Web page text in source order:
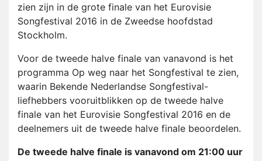
zien zijn in de grote finale van het Eurovisie
Songfestival 2016 in de Zweedse hoofdstad
Stockholm.
Voor de tweede halve finale van vanavond is het
programma Op weg naar het Songfestival te zien,
waarin Bekende Nederlandse Songfestival-
liefhebbers vooruitblikken op de tweede halve
finale van het Eurovisie Songfestival 2016 en de
deelnemers uit de tweede halve finale beoordelen.
De tweede halve finale is vanavond om 21:00 uur